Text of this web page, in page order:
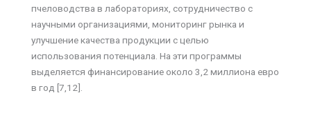
пчеловодства в лабораториях, сотрудничество с
научными организациями, мониторинг рынка и
улучшение качества продукции с целью
использования потенциала. На эти программы
выделяется финансирование около 3,2 миллиона евро
в год [7,12].